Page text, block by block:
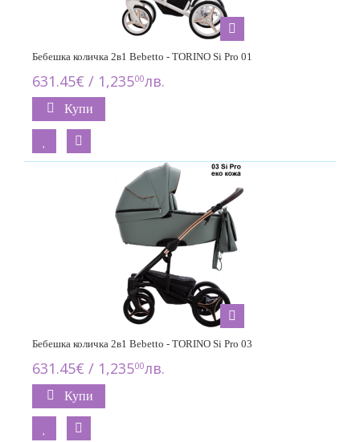
Бебешка количка 2в1 Bebetto - TORINO Si Pro 01
631.45€ / 1,23500лв.
Купи
Бебешка количка 2в1 Bebetto - TORINO Si Pro 03
631.45€ / 1,23500лв.
Купи